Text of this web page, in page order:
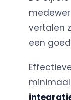
vertalen
een